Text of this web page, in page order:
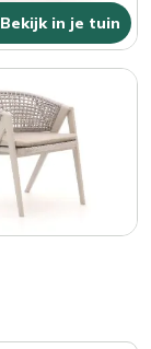
Bekijk in je tuin